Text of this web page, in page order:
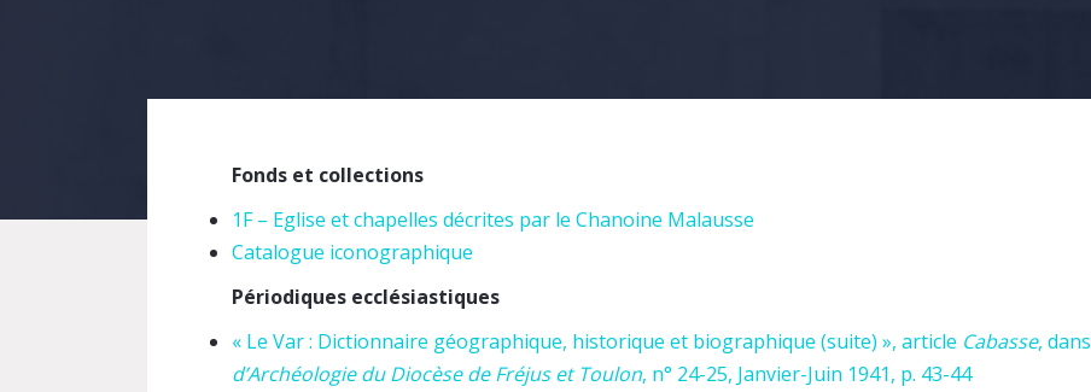
Fonds et collections
1F – Eglise et chapelles décrites par le Chanoine Malausse
Catalogue iconographique
Périodiques ecclésiastiques
« Le Var : Dictionnaire géographique, historique et biographique (suite) », article Cabasse, dans
d’Archéologie du Diocèse de Fréjus et Toulon, n° 24-25, Janvier-Juin 1941, p. 43-44